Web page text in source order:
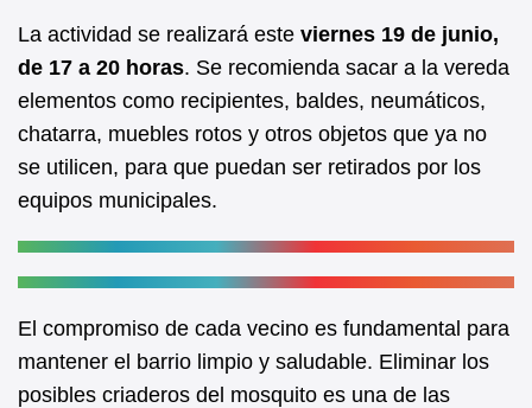
La actividad se realizará este viernes 19 de junio,
de 17 a 20 horas. Se recomienda sacar a la vereda
elementos como recipientes, baldes, neumáticos,
chatarra, muebles rotos y otros objetos que ya no
se utilicen, para que puedan ser retirados por los
equipos municipales.
El compromiso de cada vecino es fundamental para
mantener el barrio limpio y saludable. Eliminar los
posibles criaderos del mosquito es una de las